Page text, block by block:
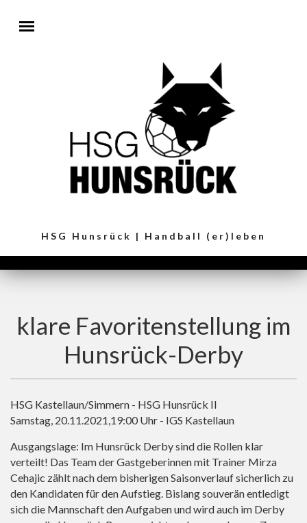
HSG Hunsrück | Handball (er)leben
klare Favoritenstellung im
Hunsrück-Derby
HSG Kastellaun/Simmern - HSG Hunsrück II
Samstag, 20.11.2021,19:00 Uhr - IGS Kastellaun
Ausgangslage: Im Hunsrück Derby sind die Rollen klar
verteilt! Das Team der Gastgeberinnen mit Trainer Mirza
Cehajic zählt nach dem bisherigen Saisonverlauf sicherlich zu
den Kandidaten für den Aufstieg. Bislang souverän entledigt
sich die Mannschaft den Aufgaben und wird auch im Derby